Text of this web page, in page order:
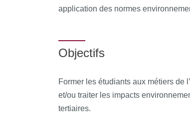
application des normes
Objectifs
Former les étudiants aux métiers de
et/ou traiter les impacts
tertiaires.